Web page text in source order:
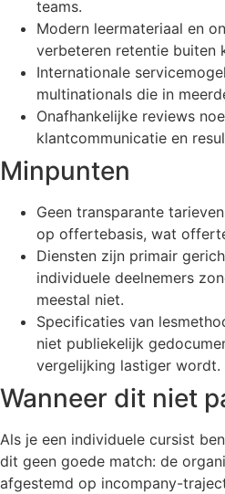
teams.
Modern leermateriaal en
verbeteren retentie buiten
Internationale
multinationals die in
Onafhankelijke reviews
klantcommunicatie en
Minpunten
Geen transparante
op offertebasis, wat
Diensten zijn primair
individuele deelnemers
meestal niet.
Specificaties van
niet publiekelijk
vergelijking lastiger wordt.
Wanneer dit niet
Als je een individuele cursist
dit geen goede match: de
afgestemd op incompany-